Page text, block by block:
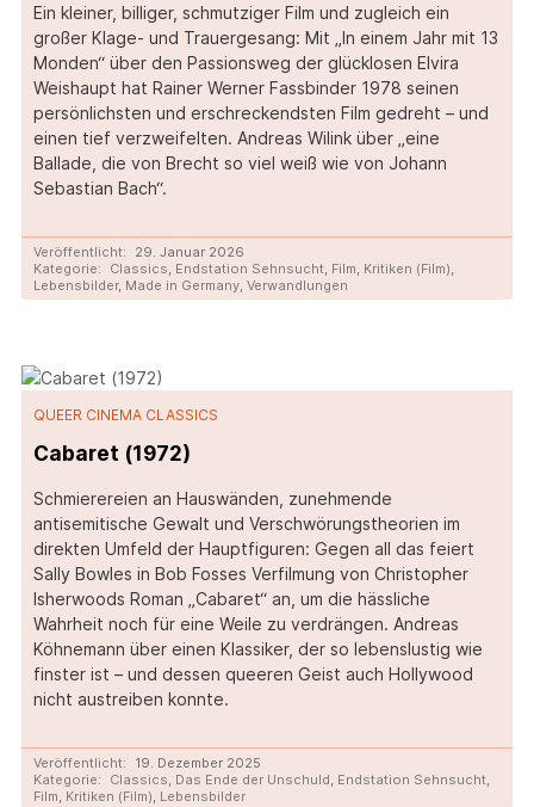
Ein kleiner, billiger, schmutziger Film und zugleich ein
großer Klage- und Trauergesang: Mit „In einem Jahr mit 13
Monden“ über den Passionsweg der glücklosen Elvira
Weishaupt hat Rainer Werner Fassbinder 1978 seinen
persönlichsten und erschreckendsten Film gedreht – und
einen tief verzweifelten. Andreas Wilink über „eine
Ballade, die von Brecht so viel weiß wie von Johann
Sebastian Bach“.
Veröffentlicht:
29. Januar 2026
Kategorie:
Classics Endstation Sehnsucht, Film Kritiken (Film)
Lebensbilder, Made in Germany, Verwandlungen
QUEER CINEMA CLASSICS
Cabaret (1972)
Schmierereien an Hauswänden, zunehmende
antisemitische Gewalt und Verschwörungstheorien im
direkten Umfeld der Hauptfiguren: Gegen all das feiert
Sally Bowles in Bob Fosses Verfilmung von Christopher
Isherwoods Roman „Cabaret“ an, um die hässliche
Wahrheit noch für eine Weile zu verdrängen. Andreas
Köhnemann über einen Klassiker, der so lebenslustig wie
finster ist – und dessen queeren Geist auch Hollywood
nicht austreiben konnte.
Veröffentlicht:
19. Dezember 2025
Kategorie:
Classics, Das Ende der Unschuld, Endstation Sehnsucht,
Film, Kritiken (Film), Lebensbilder